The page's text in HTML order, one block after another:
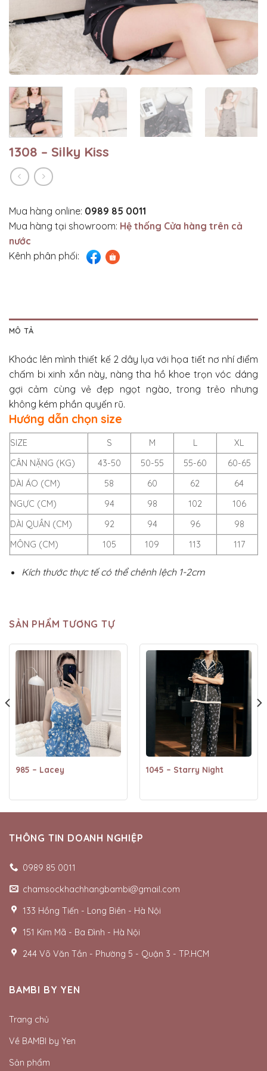
1308 – Silky Kiss
Mua hàng online: 0989 85 0011
Mua hàng tại showroom: Hệ thống Cửa hàng trên cả
nước
Kênh phân phối:
MÔ TẢ
Khoác lên mình thiết kế 2 dây lụa với họa tiết nơ nhí điểm
chấm bi xinh xắn này, nàng tha hồ khoe trọn vóc dáng
gợi cảm cùng vẻ đẹp ngọt ngào, trong trẻo nhưng
không kém phần quyến rũ.
Hướng dẫn chọn size
SIZE S M L
XL
CÂN NẶNG (KG)
43-50 50-55 55-60
60-65
DÀI ÁO (CM)
58 60 62
64
NGỰC (CM)
94 98 102
106
DÀI QUẦN (CM)
92 94 96
98
MÔNG (CM)
105 109 113 117
Kích thước thực tế có thể chênh lệch 1-2cm
SẢN PHẨM TƯƠNG TỰ
985 – Lacey 1045 – Starry Night
THÔNG TIN DOANH NGHIỆP
0989 85 0011
chamsockhachhangbambi@gmail.com
133 Hồng Tiến - Long Biên - Hà Nội
151 Kim Mã - Ba Đình - Hà Nội
244 Võ Văn Tần - Phường 5 - Quận 3 - TP.HCM
BAMBI BY YEN
Trang chủ
Về BAMBI by Yen
Sản phẩm